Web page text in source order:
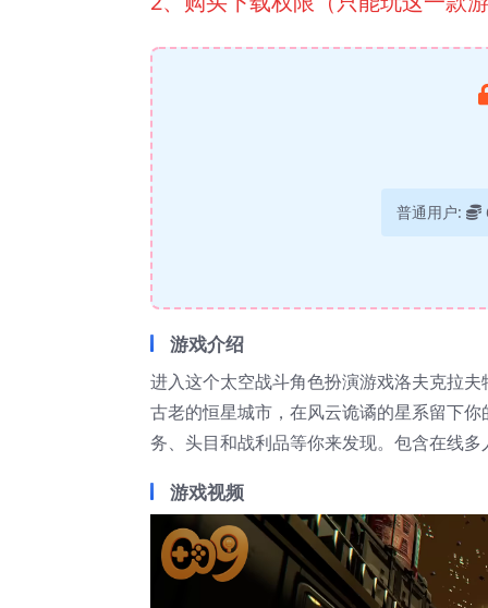
普通用户:
游戏介绍
进入这个太空战斗角色扮演游戏洛夫克拉
古老的恒星城市，在风云诡谲的星系留下
务、头目和战利品等你来发现。包含在线
游戏视频